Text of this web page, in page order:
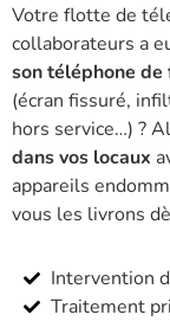
Votre flotte de
collaborateurs a
son téléphone
(écran fissuré,
hors service…) ?
dans vos locaux
appareils
vous les livrons
Intervention
Traitement